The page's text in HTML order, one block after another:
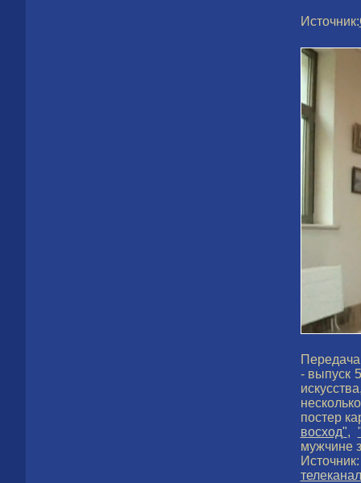
Источник:
- выпуск
постер
восход",
мужчине